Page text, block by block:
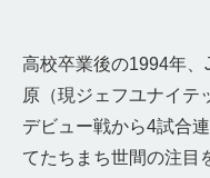
高校卒業後の1994年
原（現ジェフユナイテ
デビュー戦から4試合
てたちまち世間の注目